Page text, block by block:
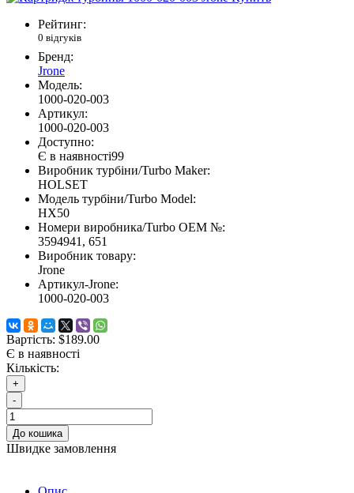
Рейтинг:
0 відгуків
Бренд:
Jrone
Модель:
1000-020-003
Артикул:
1000-020-003
Доступно:
Є в наявності99
Виробник турбіни/Turbo Maker:
HOLSET
Модель турбіни/Turbo Model:
HX50
Номери виробника/Turbo OEM №:
3594941, 651
Виробник товару:
Jrone
Артикул-Jrone:
1000-020-003
Вартість: $189.00
Є в наявності
Кількість:
+
-
До кошика
Швидке замовлення